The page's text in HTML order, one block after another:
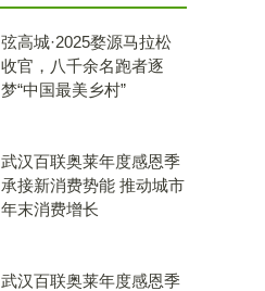
弦高城·2025婺源马拉松
收官，八千余名跑者逐
梦“中国最美乡村”
武汉百联奥莱年度感恩季
承接新消费势能 推动城市
年末消费增长
武汉百联奥莱年度感恩季